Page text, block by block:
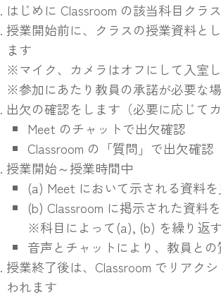
はじめに Classroom の該当科目クラ
授業開始前に、クラスの授業資料と
ます
※マイク、カメラはオフにして入室
※参加にあたり教員の承諾が必要な
出欠の確認をします（必要に応じて
Meet のチャットで出欠確認
Classroom の「質問」で出欠確認
授業開始～授業時間中
(a) Meet において示される資料
(b) Classroom に掲示された資料
※科目によって(a), (b) を繰り返す
音声とチャットにより、教員と
授業終了後は、Classroom でリアク
われます